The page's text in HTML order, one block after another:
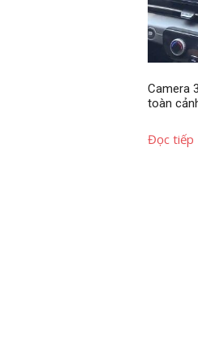
Camera
toàn
Đọc tiếp